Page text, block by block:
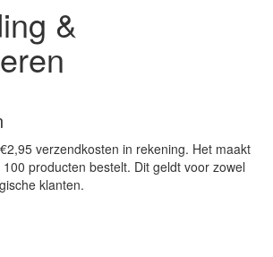
&
verzendkosten in rekening. Het maakt
producten bestelt. Dit geldt voor zowel
klanten.